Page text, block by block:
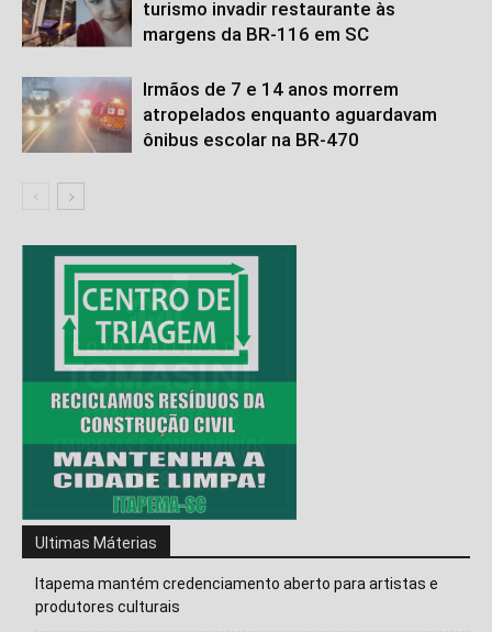
turismo invadir restaurante às
margens da BR-116 em SC
Irmãos de 7 e 14 anos morrem
atropelados enquanto aguardavam
ônibus escolar na BR-470
Ultimas Máterias
Itapema mantém credenciamento aberto para artistas e
produtores culturais